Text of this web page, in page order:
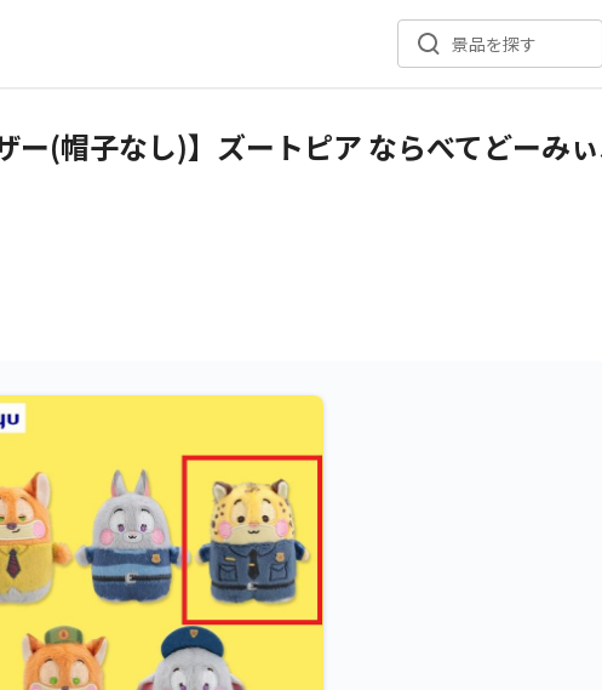
景品を探す
ー(帽子なし)】ズートピア ならべてどーみ